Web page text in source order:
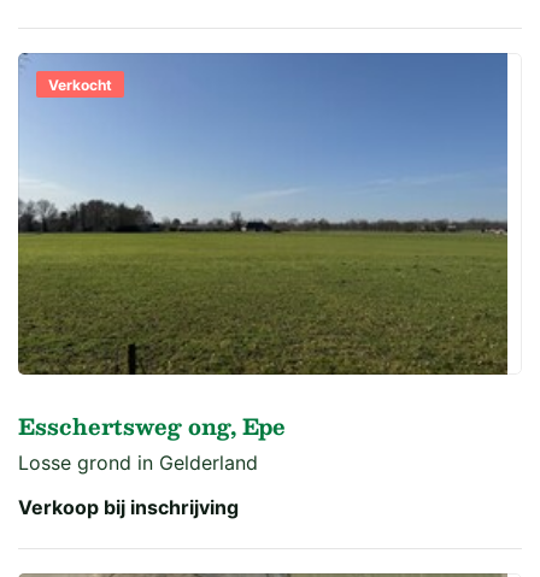
Verkocht
Esschertsweg ong, Epe
Losse grond in Gelderland
Verkoop bij inschrijving